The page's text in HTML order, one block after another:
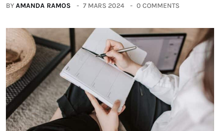
BYAMANDA RAMOS 7 MARS 2024 0 COMMENTS